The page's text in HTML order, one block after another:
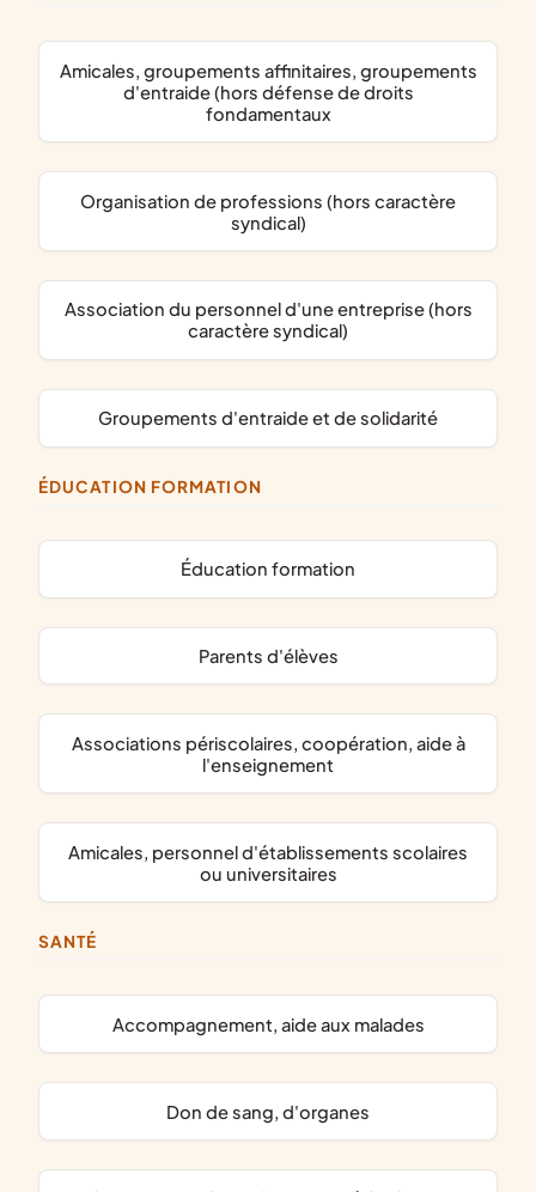
amicales, groupements affinitaires, groupements
d'entraide (hors défense de droits
fondamentaux
organisation de professions (hors caractère
syndical)
association du personnel d'une entreprise (hors
caractère syndical)
groupements d'entraide et de solidarité
ÉDUCATION FORMATION
éducation formation
parents d'élèves
associations périscolaires, coopération, aide à
l'enseignement
amicales, personnel d'établissements scolaires
ou universitaires
SANTÉ
accompagnement, aide aux malades
don de sang, d'organes